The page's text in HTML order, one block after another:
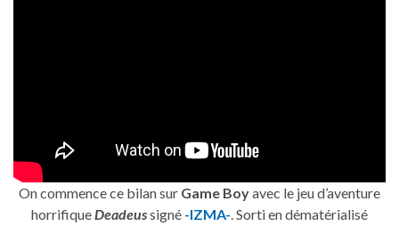
On commence ce bilan sur Game Boyavec le jeu d’aventure
horrifiqueDeadeussigné -IZMA-. Sorti en dématérialisé